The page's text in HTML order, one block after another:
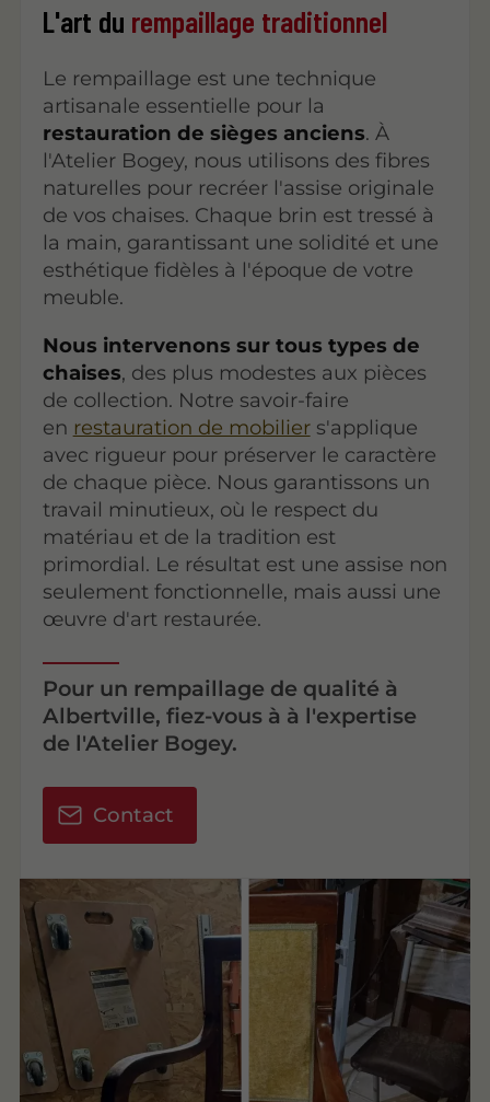
L'art du rempaillage traditionnel
Le rempaillage est une technique
artisanale essentielle pour la
restauration de sièges anciens. À
l'Atelier Bogey, nous utilisons des fibres
naturelles pour recréer l'assise originale
de vos chaises. Chaque brin est tressé à
la main, garantissant une solidité et une
esthétique fidèles à l'époque de votre
meuble.
Nous intervenons sur tous types de
chaises, des plus modestes aux pièces
de collection. Notre savoir-faire
en restauration de mobiliers'applique
avec rigueur pour préserver le caractère
de chaque pièce. Nous garantissons un
travail minutieux, où le respect du
matériau et de la tradition est
primordial. Le résultat est une assise non
seulement fonctionnelle, mais aussi une
œuvre d'art restaurée.
Pour un rempaillage de qualité à
Albertville, fiez-vous à à l'expertise
de l'Atelier Bogey.
Contact